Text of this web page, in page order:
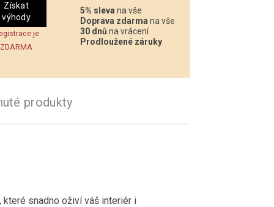
Získat
výhody
je
ZDARMA
5% sleva na vše
Doprava zdarma na vše
30 dnů na vrácení
Prodloužené záruky
produkty
které snadno oživí váš interiér i